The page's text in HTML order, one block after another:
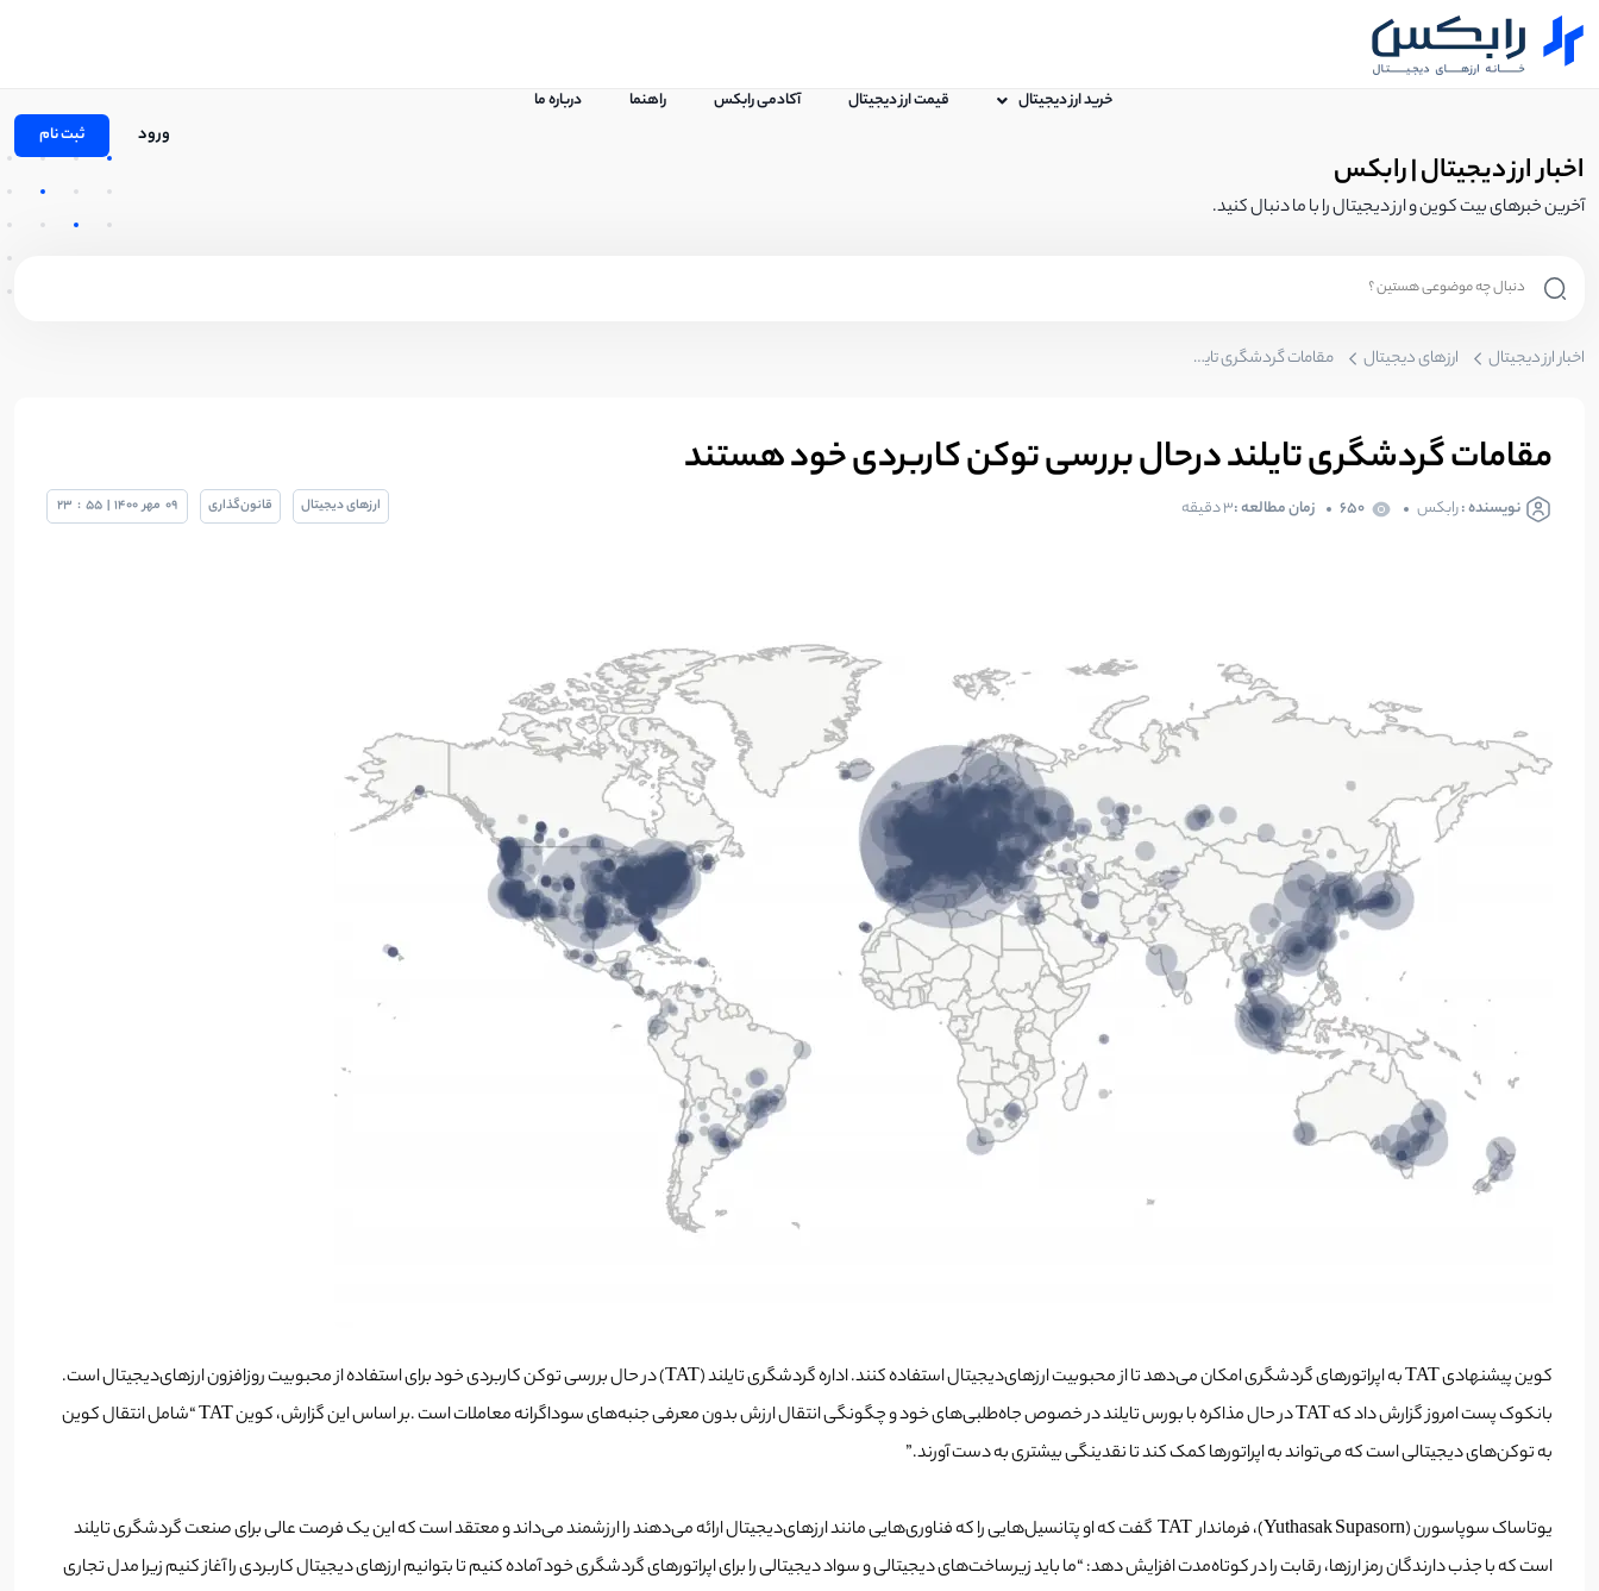
خرید ارز دیجیتال قیمت ارز دیجیتال آکادمی رابکس راهنما درباره ما
ورود ثبت نام
اخبار ارز دیجیتال | رابکس
آخرین خبرهای بیت کوین و ارز دیجیتال را با ما دنبال کنید.
اخبار ارز دیجیتال ارزهای دیجیتال مقامات گردشگری تایلند در‌حال بررسی توکن کاربردی خود هستند
مقامات گردشگری تایلند در‌حال بررسی توکن کاربردی خود هستند
نویسنده :رابکس 650 زمان مطالعه :۳ دقیقه ارزهای دیجیتال قانون‌گذاری 09 مهر 1400
|
55
:
23
کوین پیشنهادی TAT به اپراتورهای گردشگری امکان می‌دهد تا از محبوبیت ارزهای‌دیجیتال استفاده کنند. اداره گردشگری تایلند (TAT) در حال بررسی توکن کاربردی خود برای استفاده از محبوبیت روزافزون ارزهای‌دیجیتال است.
بانکوک پست امروز گزارش داد که TAT در حال مذاکره با بورس تایلند در خصوص جاه‌طلبی‌های خود و چگونگی انتقال ارزش بدون معرفی جنبه‌های سوداگرانه معاملات است .بر اساس این گزارش، کوین TAT “شامل انتقال کوین
به توکن‌های دیجیتالی است که می‌تواند به اپراتورها کمک کند تا نقدینگی بیشتری به دست آورند.”
یوتاساک سوپاسورن (Yuthasak Supasorn)، فرماندار TAT گفت که او پتانسیل‌هایی را که فناوری‌هایی مانند ارزهای‌دیجیتال ارائه می‌‌دهند را ارزشمند می‌داند و معتقد است که این یک فرصت عالی برای صنعت گردشگری تایلند
است که با جذب دارندگان رمز ارزها، رقابت را در کوتاه‌مدت افزایش دهد: “ما باید زیرساخت‌های دیجیتالی و سواد دیجیتالی را برای اپراتورهای گردشگری خود آماده کنیم تا بتوانیم ارزهای دیجیتال کاربردی را آغاز کنیم زیرا مدل تجاری